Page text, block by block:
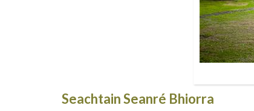
Seachtain Seanré Bhiorra